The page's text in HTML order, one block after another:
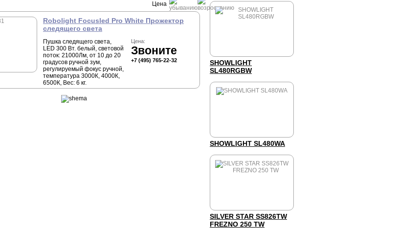
Цена
Robolight Focusled Pro White Прожектор
следящего света
Пушка следящего света,
LED 300 Вт. белый, световой
поток: 21000Лм, от 10 до 20
градусов ручной зум,
регулируемый фокус ручной,
температура 3000К, 4000К,
6500К, Вес: 6 кг.
Цена:
Звоните
+7 (495) 765-22-32
SHOWLIGHT
SL480RGBW
SHOWLIGHT SL480WA
SILVER STAR SS826TW
FREZNO 250 TW